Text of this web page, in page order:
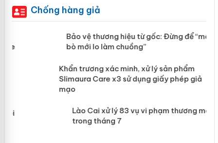
Chống hàng giả
Bảo vệ thương hiệu từ gốc: Đừng để
“mất bò mới lo làm chuồng”
Slimaura Care x3 sử dụng giấy phép
giả mạo